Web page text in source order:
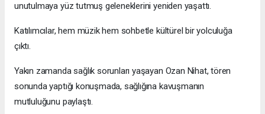
unutulmaya yüz tutmuş geleneklerini yeniden yaşattı.
Katılımcılar, hem müzik hem sohbetle kültürel bir yolculuğa
çıktı.
Yakın zamanda sağlık sorunları yaşayan Ozan Nihat, tören
sonunda yaptığı konuşmada, sağlığına kavuşmanın
mutluluğunu paylaştı.